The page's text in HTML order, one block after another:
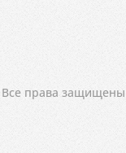
права